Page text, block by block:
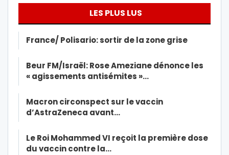
LES PLUS LUS
France/ Polisario: sortir de la zone grise
Beur FM/Israël: Rose Ameziane dénonce les
« agissements antisémites »…
Macron circonspect sur le vaccin
d’AstraZeneca avant…
Le Roi Mohammed VI reçoit la première dose
du vaccin contre la…